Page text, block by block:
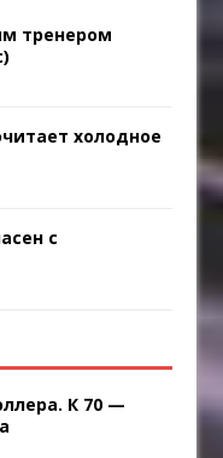
тренером
холодное
с
К 70 —